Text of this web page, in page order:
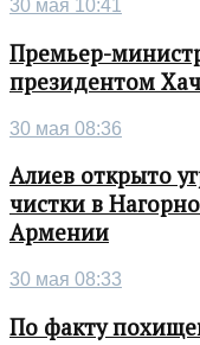
30 мая 10:41
Премьер-
президентом
30 мая 08:36
Алиев открыто
чистки в
Армении
30 мая 08:33
По факту